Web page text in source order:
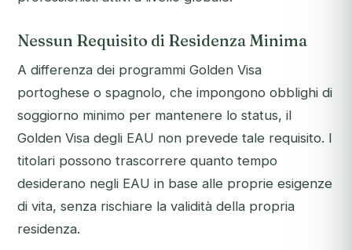
Nessun Requisito di Residenza Minima
A differenza dei programmi Golden Visa
portoghese o spagnolo, che impongono obblighi di
soggiorno minimo per mantenere lo status, il
Golden Visa degli EAU non prevede tale requisito. I
titolari possono trascorrere quanto tempo
desiderano negli EAU in base alle proprie esigenze
di vita, senza rischiare la validità della propria
residenza.